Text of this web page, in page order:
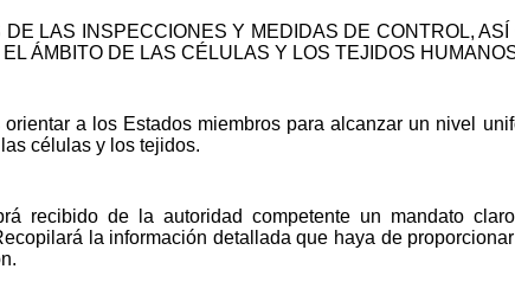
LAS INSPECCIONES Y MEDIDAS DE CONTROL, ASÍ
ÁMBITO DE LAS CÉLULAS Y LOS TEJIDOS
a los Estados miembros para alcanzar un nivel
células y los tejidos.
recibido de la autoridad competente un mandato
la información detallada que haya de